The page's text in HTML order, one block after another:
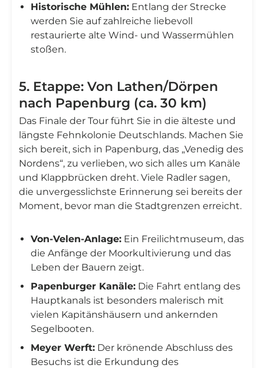
Historische Mühlen: Entlang der Strecke
werden Sie auf zahlreiche liebevoll
restaurierte alte Wind- und Wassermühlen
stoßen.
5. Etappe: Von Lathen/Dörpen
nach Papenburg (ca. 30 km)
Das Finale der Tour führt Sie in die älteste und
längste Fehnkolonie Deutschlands. Machen Sie
sich bereit, sich in Papenburg, das „Venedig des
Nordens“, zu verlieben, wo sich alles um Kanäle
und Klappbrücken dreht. Viele Radler sagen,
die unvergesslichste Erinnerung sei bereits der
Moment, bevor man die Stadtgrenzen erreicht.
Von-Velen-Anlage: Ein Freilichtmuseum, das
die Anfänge der Moorkultivierung und das
Leben der Bauern zeigt.
Papenburger Kanäle: Die Fahrt entlang des
Hauptkanals ist besonders malerisch mit
vielen Kapitänshäusern und ankernden
Segelbooten.
Meyer Werft: Der krönende Abschluss des
Besuchs ist die Erkundung des